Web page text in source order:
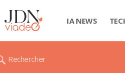
IA NEWS
Rechercher